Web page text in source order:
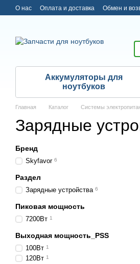
Перейти к основному контенту
О нас Оплата и доставка Обмен и
Аккумуляторы для
ноутбуков
Главная Каталог Системы
Зарядные
Бренд
Skyfavor 6
Раздел
Зарядные устройства 6
Пиковая мощность
7200Вт 1
Выходная мощность_PSS
100Вт 1
120Вт 1